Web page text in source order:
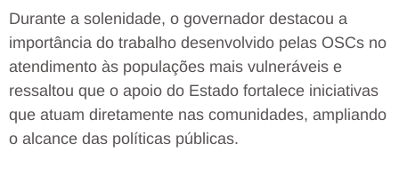
Durante a solenidade, o governador destacou a
importância do trabalho desenvolvido pelas OSCs no
atendimento às populações mais vulneráveis e
ressaltou que o apoio do Estado fortalece iniciativas
que atuam diretamente nas comunidades, ampliando
o alcance das políticas públicas.